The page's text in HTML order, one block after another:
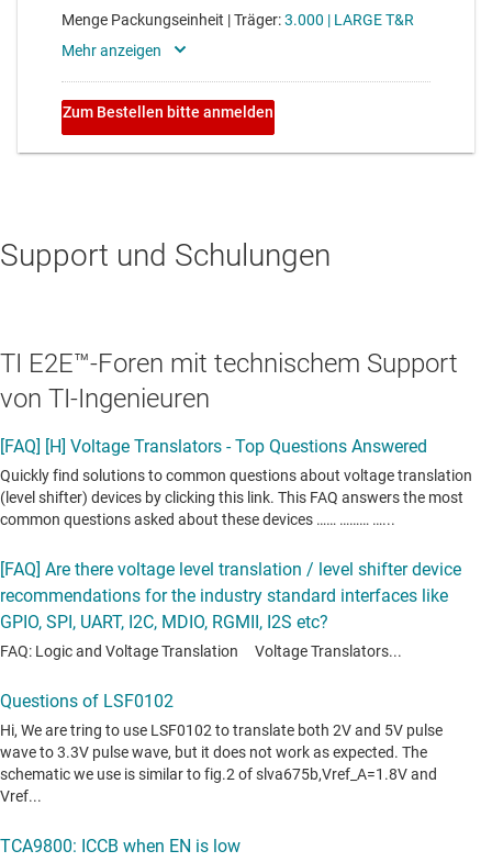
Support und Schulungen
TI E2E™-Foren mit technischem Support
von TI-Ingenieuren